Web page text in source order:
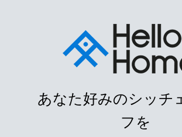
あなた好みのシッチ
フを